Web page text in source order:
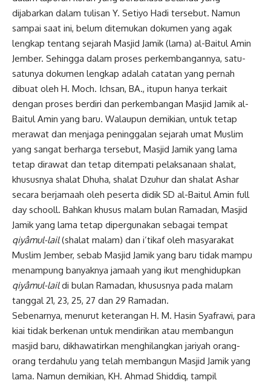
dijabarkan dalam tulisan Y. Setiyo Hadi tersebut. Namun
sampai saat ini, belum ditemukan dokumen yang agak
lengkap tentang sejarah Masjid Jamik (lama) al-Baitul Amin
Jember. Sehingga dalam proses perkembangannya, satu-
satunya dokumen lengkap adalah catatan yang pernah
dibuat oleh H. Moch. Ichsan, BA., itupun hanya terkait
dengan proses berdiri dan perkembangan Masjid Jamik al-
Baitul Amin yang baru. Walaupun demikian, untuk tetap
merawat dan menjaga peninggalan sejarah umat Muslim
yang sangat berharga tersebut, Masjid Jamik yang lama
tetap dirawat dan tetap ditempati pelaksanaan shalat,
khususnya shalat Dhuha, shalat Dzuhur dan shalat Ashar
secara berjamaah oleh peserta didik SD al-Baitul Amin full
day schooll. Bahkan khusus malam bulan Ramadan, Masjid
Jamik yang lama tetap dipergunakan sebagai tempat
qiyâmul-lail(shalat malam) dan i’tikaf oleh masyarakat
Muslim Jember, sebab Masjid Jamik yang baru tidak mampu
menampung banyaknya jamaah yang ikut menghidupkan
qiyâmul-laildi bulan Ramadan, khususnya pada malam
tanggal 21, 23, 25, 27 dan 29 Ramadan.
Sebenarnya, menurut keterangan H. M. Hasin Syafrawi, para
kiai tidak berkenan untuk mendirikan atau membangun
masjid baru, dikhawatirkan menghilangkan jariyah orang-
orang terdahulu yang telah membangun Masjid Jamik yang
lama. Namun demikian, KH. Ahmad Shiddiq, tampil